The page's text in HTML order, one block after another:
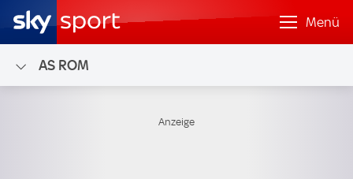
Menü
AS ROM